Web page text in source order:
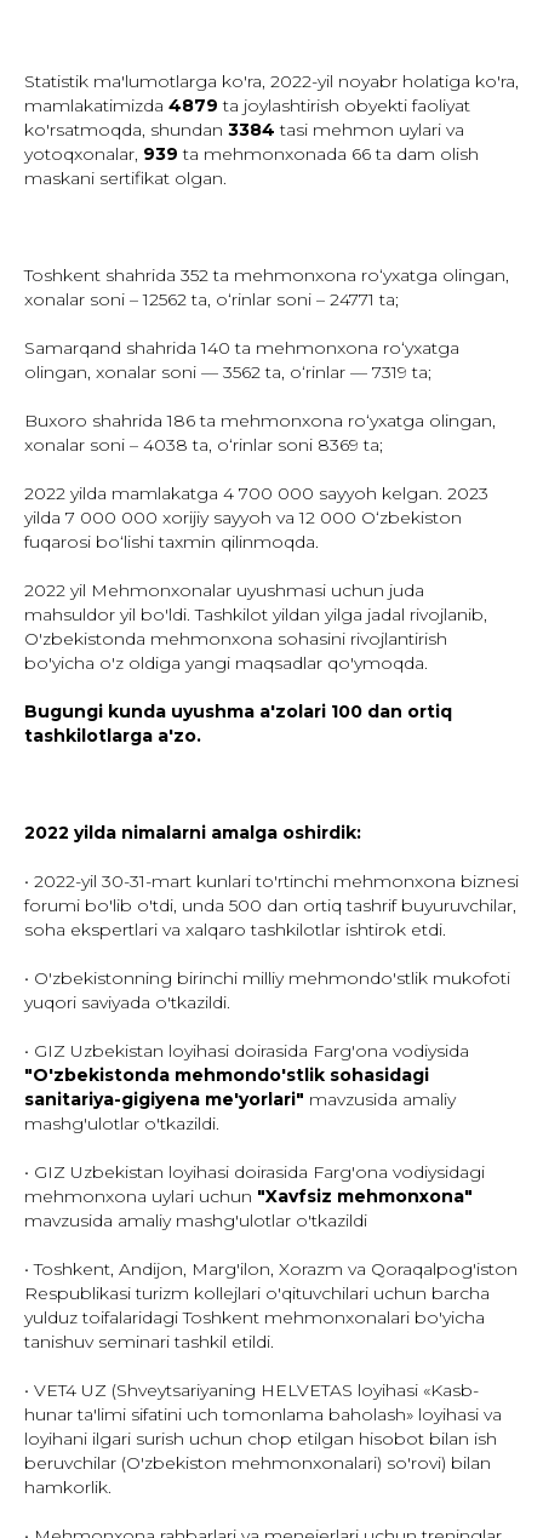
Statistik ma'lumotlarga ko'ra, 2022-yil noyabr holatiga ko'ra,
mamlakatimizda 4879 ta joylashtirish obyekti faoliyat
ko'rsatmoqda, shundan 3384 tasi mehmon uylari va
yotoqxonalar, 939 ta mehmonxonada 66 ta dam olish
maskani sertifikat olgan.
Toshkent shahrida 352 ta mehmonxona roʻyxatga olingan,
xonalar soni – 12562 ta, oʻrinlar soni – 24771 ta;
Samarqand shahrida 140 ta mehmonxona roʻyxatga
olingan, xonalar soni — 3562 ta, oʻrinlar — 7319 ta;
Buxoro shahrida 186 ta mehmonxona roʻyxatga olingan,
xonalar soni – 4038 ta, oʻrinlar soni 8369 ta;
2022 yilda mamlakatga 4 700 000 sayyoh kelgan. 2023
yilda 7 000 000 xorijiy sayyoh va 12 000 Oʻzbekiston
fuqarosi boʻlishi taxmin qilinmoqda.
2022 yil Mehmonxonalar uyushmasi uchun juda
mahsuldor yil bo'ldi. Tashkilot yildan yilga jadal rivojlanib,
O'zbekistonda mehmonxona sohasini rivojlantirish
bo'yicha o'z oldiga yangi maqsadlar qo'ymoqda.
Bugungi kunda uyushma a'zolari 100 dan ortiq
tashkilotlarga a'zo.
2022 yilda nimalarni amalga oshirdik:
• 2022-yil 30-31-mart kunlari to'rtinchi mehmonxona biznesi
forumi bo'lib o'tdi, unda 500 dan ortiq tashrif buyuruvchilar,
soha ekspertlari va xalqaro tashkilotlar ishtirok etdi.
• O'zbekistonning birinchi milliy mehmondo'stlik mukofoti
yuqori saviyada o'tkazildi.
• GIZ Uzbekistan loyihasi doirasida Farg'ona vodiysida
"O'zbekistonda mehmondo'stlik sohasidagi
sanitariya-gigiyena me'yorlari" mavzusida amaliy
mashg'ulotlar o'tkazildi.
• GIZ Uzbekistan loyihasi doirasida Farg'ona vodiysidagi
mehmonxona uylari uchun "Xavfsiz mehmonxona"
mavzusida amaliy mashg'ulotlar o'tkazildi
• Toshkent, Andijon, Marg'ilon, Xorazm va Qoraqalpog'iston
Respublikasi turizm kollejlari o'qituvchilari uchun barcha
yulduz toifalaridagi Toshkent mehmonxonalari bo'yicha
tanishuv seminari tashkil etildi.
• VET4 UZ (Shveytsariyaning HELVETAS loyihasi «Kasb-
hunar ta'limi sifatini uch tomonlama baholash» loyihasi va
loyihani ilgari surish uchun chop etilgan hisobot bilan ish
beruvchilar (O'zbekiston mehmonxonalari) so'rovi) bilan
hamkorlik.